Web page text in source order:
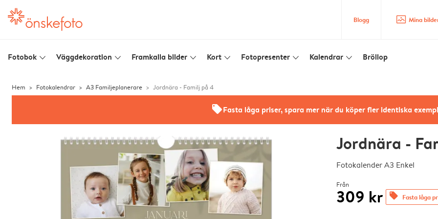
Blogg image_placeholder Mina
Fotobok slim_arrow_down Väggdekoration slim_arrow_down Framkalla bilder slim_arrow_down Kort slim_arrow_down Fotopresenter slim_arrow_down Kalendrar slim_arrow_down Bröllop
Hem Fotokalendrar A3 Familjeplanerare Jordnära - Familj på 4
offersFasta låga priser, spara mer när du köper fler identiska
Jordnära -
Fotokalender A3 Enkel
Från
309 kr offers Fasta låga